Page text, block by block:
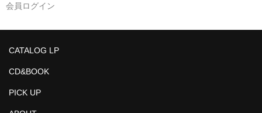
会員ログイン
CATALOG LP
CD&BOOK
PICK UP